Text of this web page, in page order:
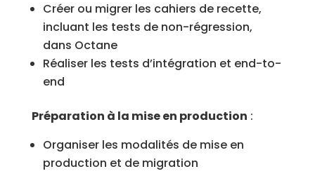
Créer ou migrer les cahiers de recette,
incluant les tests de non-régression,
dans Octane
Réaliser les tests d’intégration et end-to-
end
Préparation à la mise en production :
Organiser les modalités de mise en
production et de migration